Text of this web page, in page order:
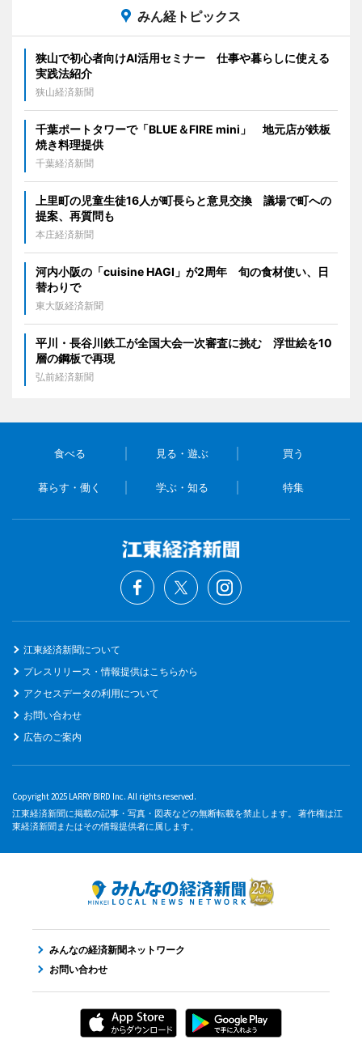
みん経トピックス
狭山で初心者向けAI活用セミナー 仕事や暮らしに使える
実践法紹介
狭山経済新聞
千葉ポートタワーで「BLUE＆FIRE mini」 地元店が鉄板
焼き料理提供
千葉経済新聞
上里町の児童生徒16人が町長らと意見交換 議場で町への
提案、再質問も
本庄経済新聞
河内小阪の「cuisine HAGI」が2周年 旬の食材使い、日
替わりで
東大阪経済新聞
平川・長谷川鉄工が全国大会一次審査に挑む 浮世絵を10
層の鋼板で再現
弘前経済新聞
食べる 見る・遊ぶ 買う
暮らす・働く 学ぶ・知る 特集
江東経済新聞について
プレスリリース・情報提供はこちらから
アクセスデータの利用について
お問い合わせ
広告のご案内
Copyright 2025 LARRY BIRD Inc. All rights reserved.
江東経済新聞に掲載の記事・写真・図表などの無断転載を禁止します。 著作権は江
東経済新聞またはその情報提供者に属します。
みんなの経済新聞ネットワーク
お問い合わせ